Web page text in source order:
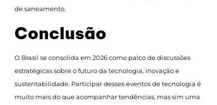
de saneamento.
Conclusão
O Brasil se consolida em 2026 como palco de discussões
estratégicas sobre o futuro da tecnologia, inovação e
sustentabilidade. Participar desses eventos de tecnologia é
muito mais do que acompanhar tendências, mas sim uma